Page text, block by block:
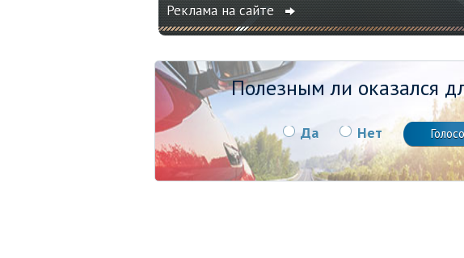
Реклама на сайте
Полезным ли оказался
Да Нет